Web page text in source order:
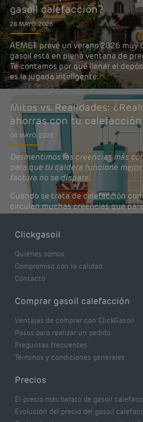
gasoil calefacción?
28 MAYO, 2026
AEMET prevé un verano 2026 muy
gasoil está en plena ventana de
Te contamos por qué llenar el
es la jugada inteligente.
Mitos vs. Realidades:
ahorras con tu calefacción
04 MAYO, 2026
Desmentimos las creencias más
para que tu caldera funcione mejor
factura no se dispare.
Cuando se trata de calefacción con
circulan muchas creencias que
lógicas pero que, en realidad,
de tu caldera. Pocas se contrastan
Clickgasoil
Quiénes somos
Compromiso con la calidad
Contacto
Comprar gasoil calefacción
Ventajas de comprar con ClickGasoil
Pasos para realizar un pedido
Preguntas frecuentes
Términos y condiciones generales
Precios
El precio más barato de gasoil
Evolución del precio del gasoil